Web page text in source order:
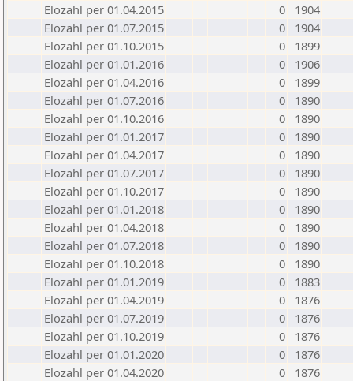
Elozahl per 01.04.2015
0
1904
Elozahl per 01.07.2015
0
1904
Elozahl per 01.10.2015
0
1899
Elozahl per 01.01.2016
0
1906
Elozahl per 01.04.2016
0
1899
Elozahl per 01.07.2016
0
1890
Elozahl per 01.10.2016
0
1890
Elozahl per 01.01.2017
0
1890
Elozahl per 01.04.2017
0
1890
Elozahl per 01.07.2017
0
1890
Elozahl per 01.10.2017
0
1890
Elozahl per 01.01.2018
0
1890
Elozahl per 01.04.2018
0
1890
Elozahl per 01.07.2018
0
1890
Elozahl per 01.10.2018
0
1890
Elozahl per 01.01.2019
0
1883
Elozahl per 01.04.2019
0
1876
Elozahl per 01.07.2019
0
1876
Elozahl per 01.10.2019
0
1876
Elozahl per 01.01.2020
0
1876
Elozahl per 01.04.2020
0
1876